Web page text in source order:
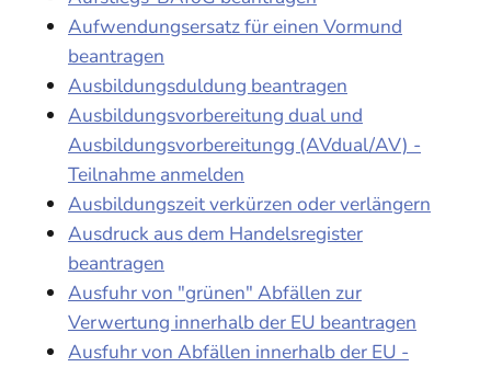
Aufwendungsersatz für einen Vormund
beantragen
Ausbildungsduldung beantragen
Ausbildungsvorbereitung dual und
Ausbildungsvorbereitungg (AVdual/AV) -
Teilnahme anmelden
Ausbildungszeit verkürzen oder verlängern
Ausdruck aus dem Handelsregister
beantragen
Ausfuhr von "grünen" Abfällen zur
Verwertung innerhalb der EU beantragen
Ausfuhr von Abfällen innerhalb der EU -